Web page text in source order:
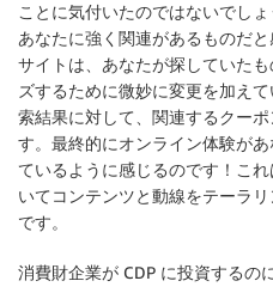
ことに気付いたのではないでしょ
あなたに強く関連があるものだ
サイトは、あなたが探していた
ズするために微妙に変更を加え
索結果に対して、関連するクー
す。最終的にオンライン体験が
ているように感じるのです！こ
いてコンテンツと動線をテーラ
です。
消費財企業が CDP に投資するの